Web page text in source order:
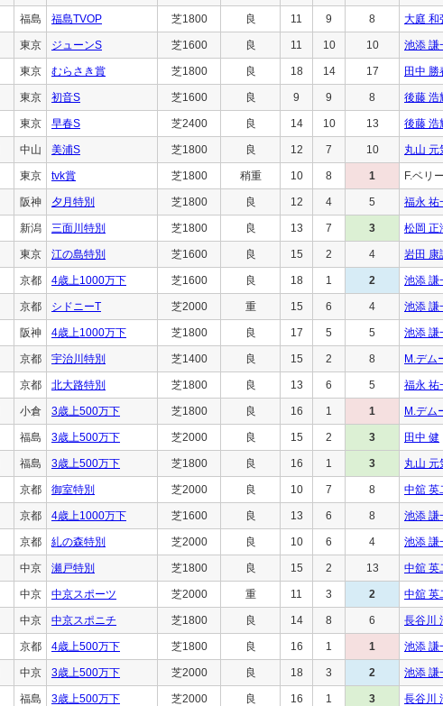
福島 福島TVOP 芝1800 良 11 9 8 大庭 和
東京 ジューンS 芝1600 良 11 10 10 池添 謙
東京 むらさき賞 芝1800 良 18 14 17 田中 勝
東京 初音S 芝1600 良 9 9 8 後藤 浩
東京 早春S 芝2400 良 14 10 13 後藤 浩
中山 美浦S 芝1800 良 12 7 10 丸山 元
東京 tvk賞 芝1800 稍重 10 8 1 F.ベリー
阪神 夕月特別 芝1800 良 12 4 5 福永 祐
新潟 三面川特別 芝1800 良 13 7 3 松岡 正
東京 江の島特別 芝1600 良 15 2 4 岩田 康
京都 4歳上1000万下 芝1600 良 18 1 2 池添 謙
京都 シドニーT 芝2000 重 15 6 4 池添 謙
阪神 4歳上1000万下 芝1800 良 17 5 5 池添 謙
京都 宇治川特別 芝1400 良 15 2 8 M.デム
京都 北大路特別 芝1800 良 13 6 5 福永 祐
小倉 3歳上500万下 芝1800 良 16 1 1 M.デム
福島 3歳上500万下 芝2000 良 15 2 3 田中 健
福島 3歳上500万下 芝1800 良 16 1 3 丸山 元
京都 御室特別 芝2000 良 10 7 8 中舘 英
京都 4歳上1000万下 芝1600 良 13 6 8 池添 謙
京都 糺の森特別 芝2000 良 10 6 4 池添 謙
中京 瀬戸特別 芝1800 良 15 2 13 中舘 英
中京 中京スポーツ 芝2000 重 11 3 2 中舘 英
中京 中京スポニチ 芝1800 良 14 8 6 長谷川
京都 4歳上500万下 芝1800 良 16 1 1 池添 謙
中京 3歳上500万下 芝2000 良 18 3 2 池添 謙
福島 3歳上500万下 芝2000 良 16 1 3 長谷川